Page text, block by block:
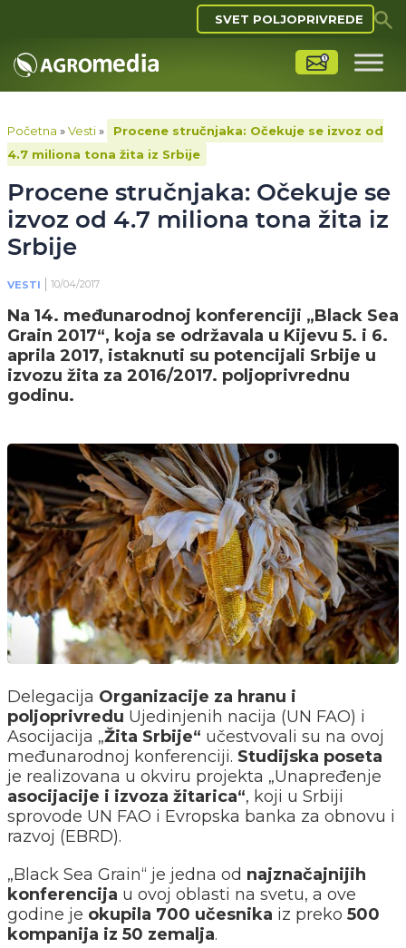
SVET POLJOPRIVREDE
Početna »Vesti»
Procene stručnjaka: Očekuje se izvoz od
4.7 miliona tona žita iz Srbije
Procene stručnjaka: Očekuje se
izvoz od 4.7 miliona tona žita iz
Srbije
VESTI 10/04/2017
Na 14. međunarodnoj konferenciji „Black Sea
Grain 2017“, koja se održavala u Kijevu 5. i 6.
aprila 2017, istaknuti su potencijali Srbije u
izvozu žita za 2016/2017. poljoprivrednu
godinu.
Delegacija Organizacije za hranu i
poljoprivredu Ujedinjenih nacija (UN FAO) i
Asocijacija „Žita Srbije“ učestvovali su na ovoj
međunarodnoj konferenciji. Studijska poseta
je realizovana u okviru projekta „Unapređenje
asocijacije i izvoza žitarica“, koji u Srbiji
sprovode UN FAO i Evropska banka za obnovu i
razvoj (EBRD).
„Black Sea Grain“ je jedna od najznačajnijih
konferencija u ovoj oblasti na svetu, a ove
godine je okupila 700 učesnika iz preko 500
kompanija iz 50 zemalja.